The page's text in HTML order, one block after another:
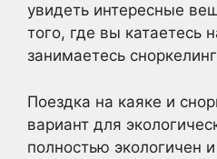
увидеть интересные
того, где вы катаетесь
занимаетесь
Поездка на каяке и
вариант для
полностью экологичен